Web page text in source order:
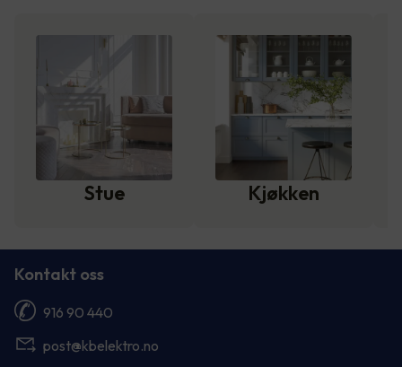
Stue Kjøkken
Kontakt oss
916 90 440
post@kbelektro.no